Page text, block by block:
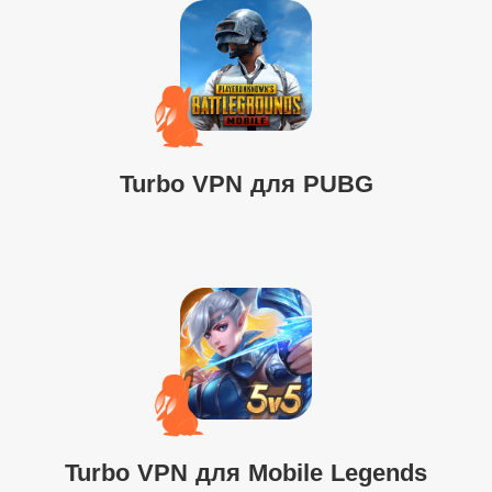
Turbo VPN для PUBG
Turbo VPN для Mobile Legends